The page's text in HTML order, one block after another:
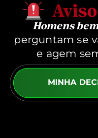
Homens
perguntam se
e agem
MINHA